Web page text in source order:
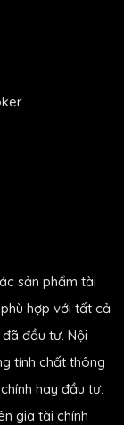
sản phẩm tài
hợp với tất cả
đầu tư. Nội
tính chất thông
hay đầu tư.
gia tài chính